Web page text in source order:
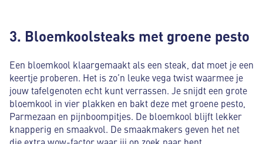
3. Bloemkoolsteaks met groene pesto
Een bloemkool klaargemaakt als een steak, dat moet je een
keertje proberen. Het is zo’n leuke vega twist waarmee je
jouw tafelgenoten echt kunt verrassen. Je snijdt een grote
bloemkool in vier plakken en bakt deze met groene pesto,
Parmezaan en pijnboompitjes. De bloemkool blijft lekker
knapperig en smaakvol. De smaakmakers geven het net
die extra wow-factor waar jij op zoek naar bent.